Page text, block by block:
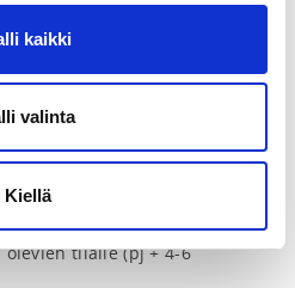
kaikki
valinta
Kiellä
seuraavien vuosien
puheenjohtaja, jota
toimintavuodeksi
uudet jäsenet
tilalle (pj + 4-6